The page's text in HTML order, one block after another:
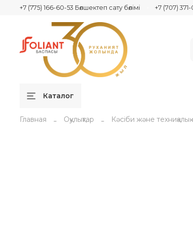
+7 (775) 166-60-53 Бөлшектеп сату бөлімі +7 (707)
Каталог
Главная Оқулықтар Кәсіби және техниқалық